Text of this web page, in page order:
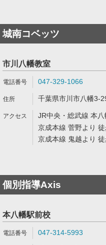
城南コベッツ
市川八幡教室
047-329-1066
千葉県市川市八幡3-
JR中央・総武線 本
京成本線 菅野より
京成本線 鬼越より
個別指導Axis
本八幡駅前校
047-314-5993